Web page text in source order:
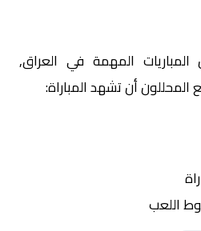
المهمة في العراق,
المحللون أن تشهد المباراة:
اللعب